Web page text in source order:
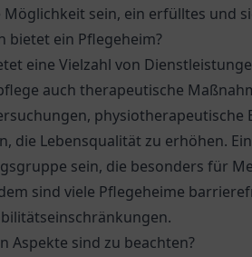
Möglichkeit sein, ein erfülltes und
bietet ein Pflegeheim?
eine Vielzahl von
auch therapeutische
die Lebensqualität zu erhöhen.
sein, die besonders für
sind viele Pflegeheime
Aspekte sind zu beachten?